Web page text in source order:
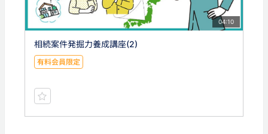
04:10
相続案件発掘力養成講座(2)
有料会員限定